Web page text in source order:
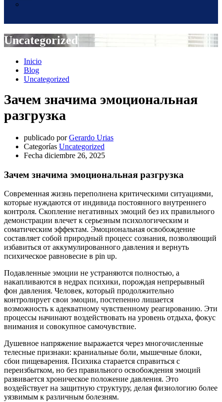
Uncategorized
Inicio
Blog
Uncategorized
Зачем значима эмоциональная
разгрузка
publicado por Gerardo Urias
Categorías Uncategorized
Fecha diciembre 26, 2025
Зачем значима эмоциональная разгрузка
Современная жизнь переполнена критическими ситуациями,
которые нуждаются от индивида постоянного внутреннего
контроля. Скопление негативных эмоций без их правильного
демонстрации влечет к серьезным психологическим и
соматическим эффектам. Эмоциональная освобождение
составляет собой природный процесс сознания, позволяющий
избавиться от аккумулированного давления и вернуть
психическое равновесие в pin up.
Подавленные эмоции не устраняются полностью, а
накапливаются в недрах психики, порождая непрерывный
фон давления. Человек, который продолжительно
контролирует свои эмоции, постепенно лишается
возможность к адекватному чувственному реагированию. Эти
процессы начинают воздействовать на уровень отдыха, фокус
внимания и совокупное самочувствие.
Душевное напряжение выражается через многочисленные
телесные признаки: краниальные боли, мышечные блоки,
сбои пищеварения. Психика старается справиться с
переизбытком, но без правильного освобождения эмоций
развивается хроническое положение давления. Это
воздействует на защитную структуру, делая физиологию более
уязвимым к различным болезням.